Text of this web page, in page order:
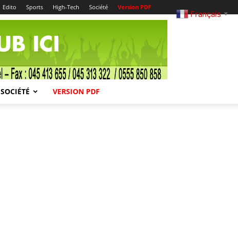
Edito Sports High-Tech Société Version PDF
SOCIÉTÉ VERSION PDF
Français ▼